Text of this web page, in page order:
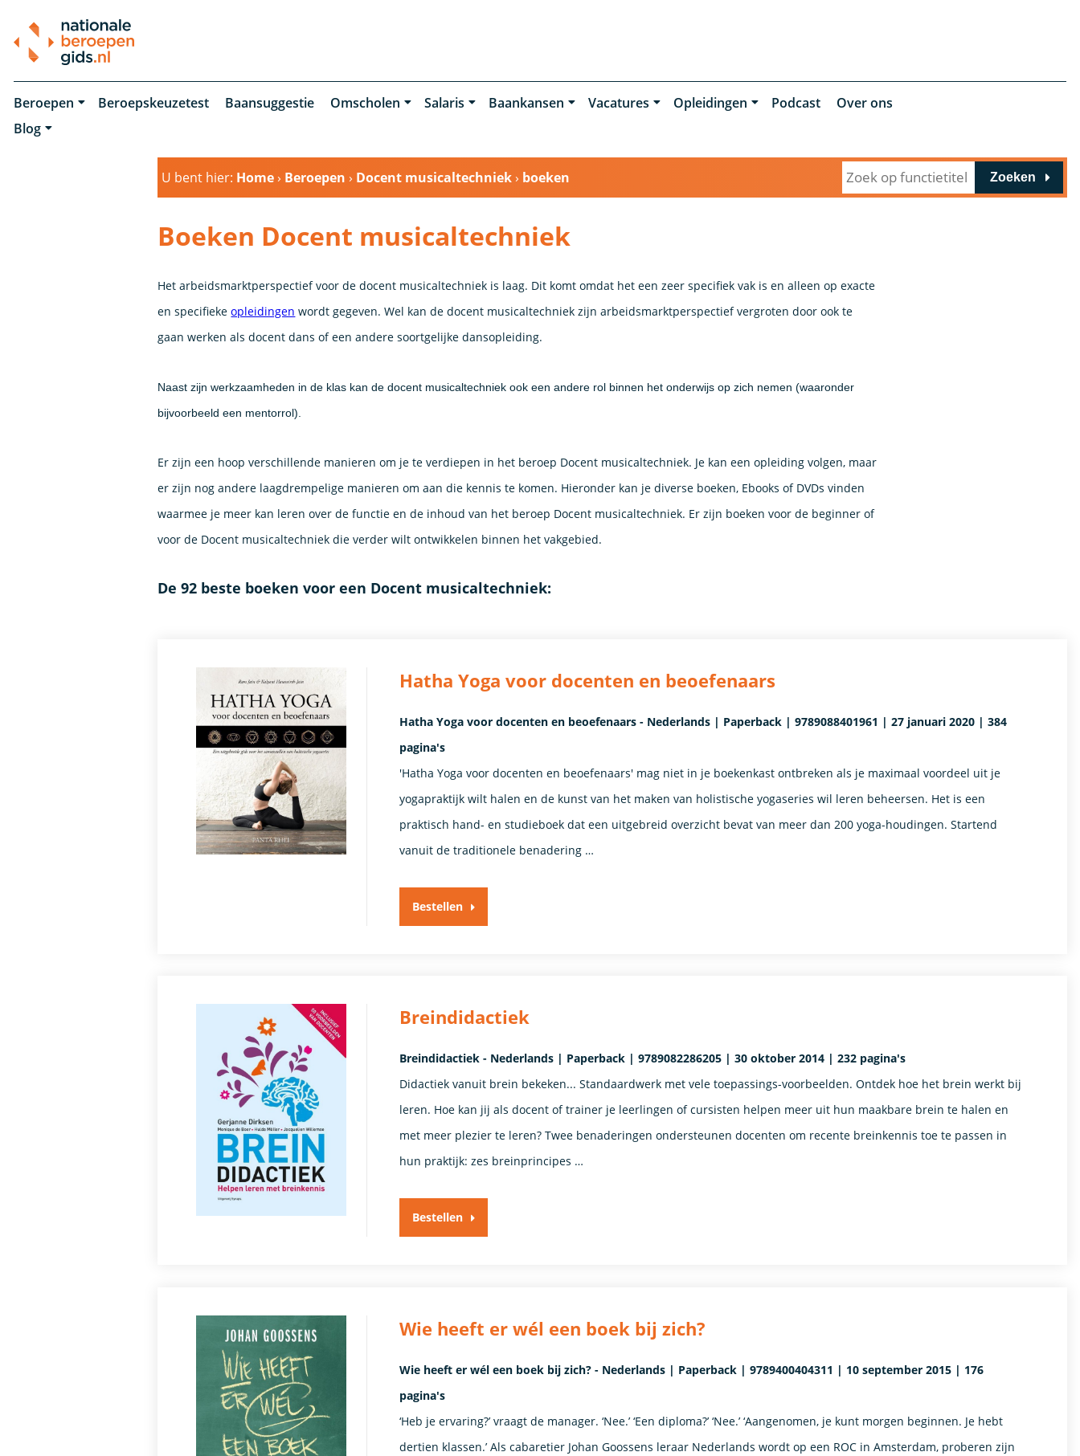
Beroepen Beroepskeuzetest Baansuggestie Omscholen Salaris Baankansen Vacatures Opleidingen Podcast
Over ons
Blog
U bent hier: Home› Beroepen › Docent musicaltechniek› boeken Zoeken
Boeken Docent musicaltechniek
Het arbeidsmarktperspectief voor de docent musicaltechniek is laag. Dit komt omdat het een zeer specifiek vak is en alleen op exacte
en specifiekeopleidingen wordt gegeven. Wel kan de docent musicaltechniek zijn arbeidsmarktperspectief vergroten door ook te
gaan werken als docent dans of een andere soortgelijke dansopleiding.
Naast zijn werkzaamheden in de klas kan de docent musicaltechniek ook een andere rol binnen het onderwijs op zich nemen (waaronder
bijvoorbeeld een mentorrol).
Er zijn een hoop verschillende manieren om je te verdiepen in het beroep Docent musicaltechniek. Je kan een opleiding volgen, maar
er zijn nog andere laagdrempelige manieren om aan die kennis te komen. Hieronder kan je diverse boeken, Ebooks of DVDs vinden
waarmee je meer kan leren over de functie en de inhoud van het beroep Docent musicaltechniek. Er zijn boeken voor de beginner of
voor de Docent musicaltechniek die verder wilt ontwikkelen binnen het vakgebied.
De 92 beste boeken voor een Docent musicaltechniek:
Hatha Yoga voor docenten en beoefenaars
Hatha Yoga voor docenten en beoefenaars - Nederlands | Paperback | 9789088401961 | 27 januari 2020 | 384
pagina's
'Hatha Yoga voor docenten en beoefenaars' mag niet in je boekenkast ontbreken als je maximaal voordeel uit je
yogapraktijk wilt halen en de kunst van het maken van holistische yogaseries wil leren beheersen. Het is een
praktisch hand- en studieboek dat een uitgebreid overzicht bevat van meer dan 200 yoga-houdingen. Startend
vanuit de traditionele benadering …
Bestellen
Breindidactiek
Breindidactiek - Nederlands | Paperback | 9789082286205 | 30 oktober 2014 | 232 pagina's
Didactiek vanuit brein bekeken... Standaardwerk met vele toepassings-voorbeelden. Ontdek hoe het brein werkt bij
leren. Hoe kan jij als docent of trainer je leerlingen of cursisten helpen meer uit hun maakbare brein te halen en
met meer plezier te leren? Twee benaderingen ondersteunen docenten om recente breinkennis toe te passen in
hun praktijk: zes breinprincipes …
Bestellen
Wie heeft er wél een boek bij zich?
Wie heeft er wél een boek bij zich? - Nederlands | Paperback | 9789400404311 | 10 september 2015 | 176
pagina's
‘Heb je ervaring?’ vraagt de manager. ‘Nee.’ ‘Een diploma?’ ‘Nee.’ ‘Aangenomen, je kunt morgen beginnen. Je hebt
dertien klassen.’ Als cabaretier Johan Goossens leraar Nederlands wordt op een ROC in Amsterdam, proberen zijn